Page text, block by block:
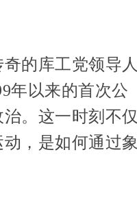
的库工党领导人
年以来的首次公
。这一时刻不仅
，是如何通过象